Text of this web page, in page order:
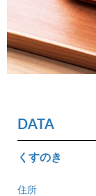
DATA
くすのき
住所